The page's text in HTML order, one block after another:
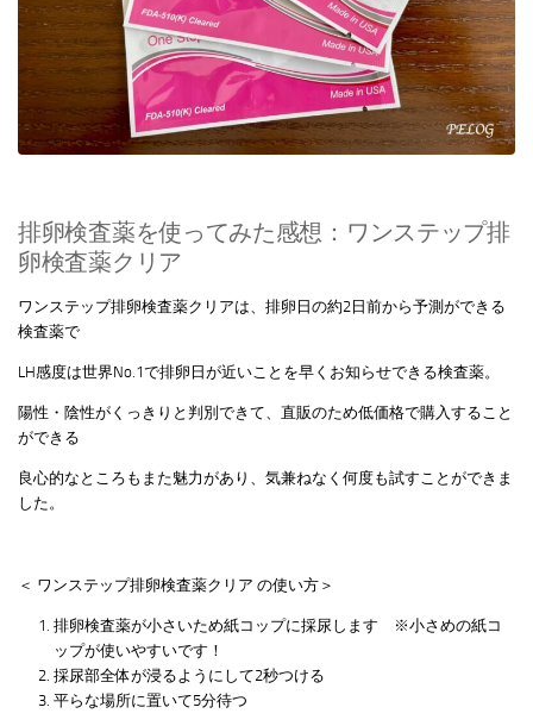
排卵検査薬を使ってみた感想：ワンステップ排
卵検査薬クリア
ワンステップ排卵検査薬クリアは、排卵日の約2日前から予測ができる
検査薬で
LH感度は世界No.1で排卵日が近いことを早くお知らせできる検査薬。
陽性・陰性がくっきりと判別できて、直販のため低価格で購入すること
ができる
良心的なところもまた魅力があり、気兼ねなく何度も試すことができま
した。
＜ ワンステップ排卵検査薬クリア の使い方＞
排卵検査薬が小さいため紙コップに採尿します ※小さめの紙コ
ップが使いやすいです！
採尿部全体が浸るようにして2秒つける
平らな場所に置いて5分待つ